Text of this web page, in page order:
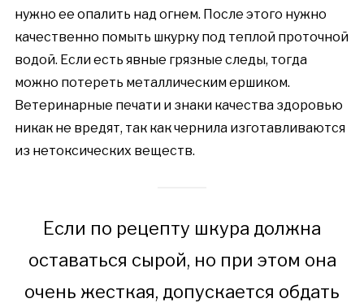
нужно ее опалить над огнем. После этого нужно
качественно помыть шкурку под теплой проточной
водой. Если есть явные грязные следы, тогда
можно потереть металлическим ершиком.
Ветеринарные печати и знаки качества здоровью
никак не вредят, так как чернила изготавливаются
из нетоксических веществ.
Если по рецепту шкура должна
оставаться сырой, но при этом она
очень жесткая, допускается обдать